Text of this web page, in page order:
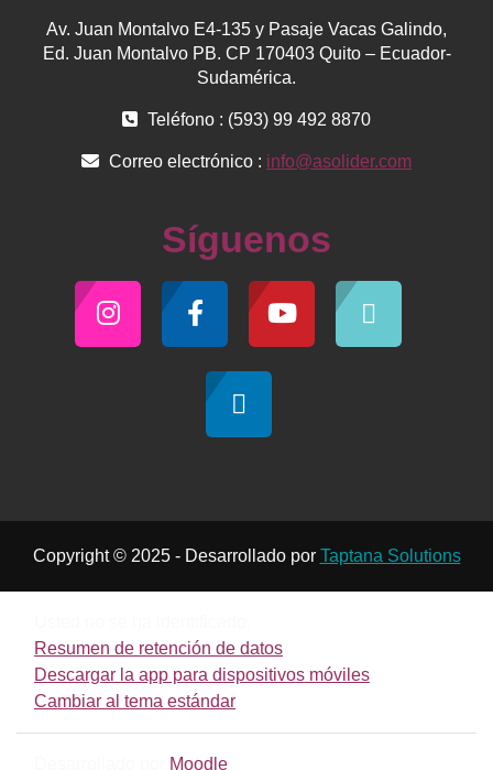
Av. Juan Montalvo E4-135 y Pasaje Vacas Galindo,
Ed. Juan Montalvo PB. CP 170403 Quito – Ecuador-
Sudamérica.
Teléfono : (593) 99 492 8870
Correo electrónico : info@asolider.com
Síguenos
Copyright © 2025 - Desarrollado por Taptana Solutions
Resumen de retención de datos
Descargar la app para dispositivos móviles
Cambiar al tema estándar
Moodle